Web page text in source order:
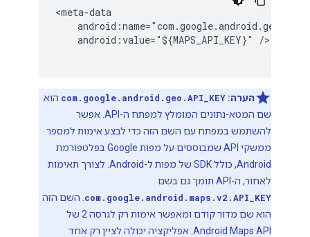
<meta-data
    android:value="${MAPS_API_KEY}" />
הערה: com.google.android.geo.API_KEY הוא
שם המטא-נתונים המומלץ למפתח ה-API. אפשר
להשתמש במפתח עם השם הזה כדי לבצע אימות למספר
ממשקי API שמבוססים על מפות Google בפלטפורמת
Android, כולל SDK של מפות ל-Android. לצורך תאימות
לאחור, ה-API תומך גם בשם
com.google.android.maps.v2.API_KEY . השם הזה
הוא שם מדור קודם ומאפשר אימות רק לגרסה 2 של
Android Maps API. אפליקציה יכולה לציין רק אחד